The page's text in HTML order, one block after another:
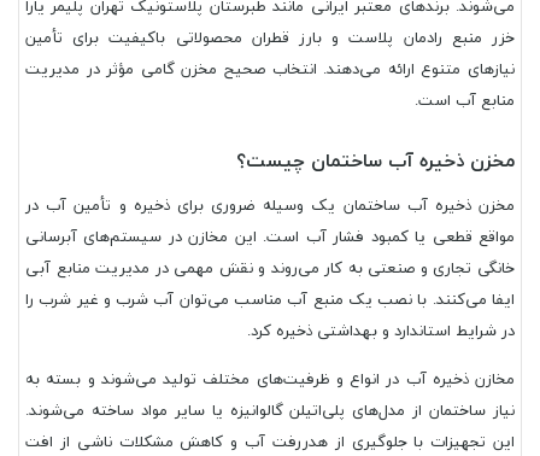
می‌شوند. برندهای معتبر ایرانی مانند طبرستان پلاستونیک تهران پلیمر یارا
خزر منبع رادمان پلاست و بارز قطران محصولاتی باکیفیت برای تأمین
نیازهای متنوع ارائه می‌دهند. انتخاب صحیح مخزن گامی مؤثر در مدیریت
منابع آب است.
مخزن ذخیره آب ساختمان چیست؟
مخزن ذخیره آب ساختمان یک وسیله ضروری برای ذخیره و تأمین آب در
مواقع قطعی یا کمبود فشار آب است. این مخازن در سیستم‌های آبرسانی
خانگی تجاری و صنعتی به کار می‌روند و نقش مهمی در مدیریت منابع آبی
ایفا می‌کنند. با نصب یک منبع آب مناسب می‌توان آب شرب و غیر شرب را
در شرایط استاندارد و بهداشتی ذخیره کرد.
مخازن ذخیره آب در انواع و ظرفیت‌های مختلف تولید می‌شوند و بسته به
نیاز ساختمان از مدل‌های پلی‌اتیلن گالوانیزه یا سایر مواد ساخته می‌شوند.
این تجهیزات با جلوگیری از هدررفت آب و کاهش مشکلات ناشی از افت